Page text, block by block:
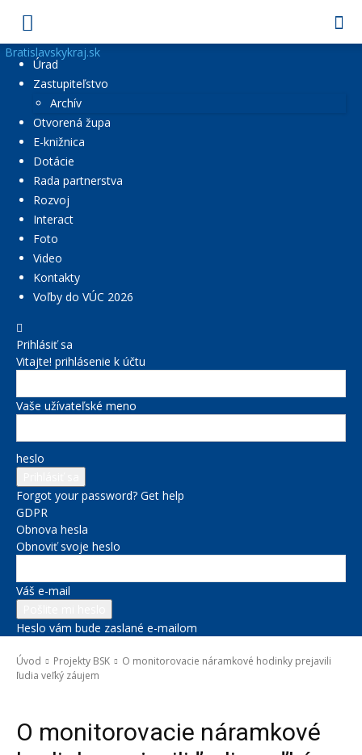
Bratislavskykraj.sk
Úrad
Zastupiteľstvo
Archív
Otvorená župa
E-knižnica
Dotácie
Rada partnerstva
Rozvoj
Interact
Foto
Video
Kontakty
Voľby do VÚC 2026
Prihlásiť sa
Vitajte! prihlásenie k účtu
Vaše užívateľské meno
heslo
Forgot your password? Get help
GDPR
Obnova hesla
Obnoviť svoje heslo
Váš e-mail
Heslo vám bude zaslané e-mailom
Úvod Projekty BSK
O monitorovacie náramkové hodinky prejavili
ľudia veľký záujem
O monitorovacie náramkové